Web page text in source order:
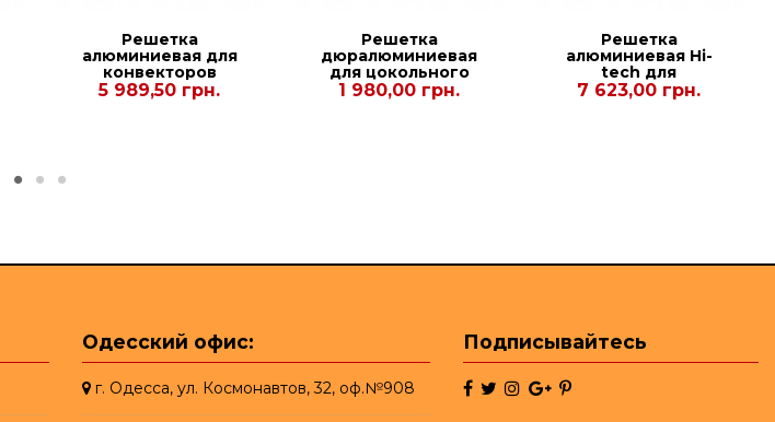
Решетка
алюминиевая для
конвекторов
Carrera М,С Inox
65. 230.1750
5 989,50 грн.
Решетка
дюралюминиевая
для цокольного
конвектора Рolvax
KV.W.PREMIUM.245.750.130
1 980,00 грн.
Решетка
алюминиевая Hi-
tech для
конвекторов
Carrera С Black
7 623,00 грн.
Одесский офис:
г. Одесса, ул. Космонавтов, 32, оф.№908
Подписывайтесь